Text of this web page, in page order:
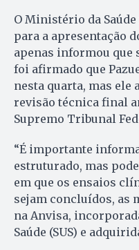
O Ministério da
para a apresentação
apenas informou que
foi afirmado que
nesta quarta, mas ele
revisão técnica final
Supremo Tribunal
“É importante
estruturado, mas
em que os ensaios
sejam concluídos, as
na Anvisa,
Saúde (SUS) e